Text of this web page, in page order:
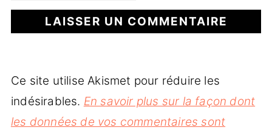
Ce site utilise Akismet pour réduire les
indésirables. En savoir plus sur la façon dont
les données de vos commentaires sont